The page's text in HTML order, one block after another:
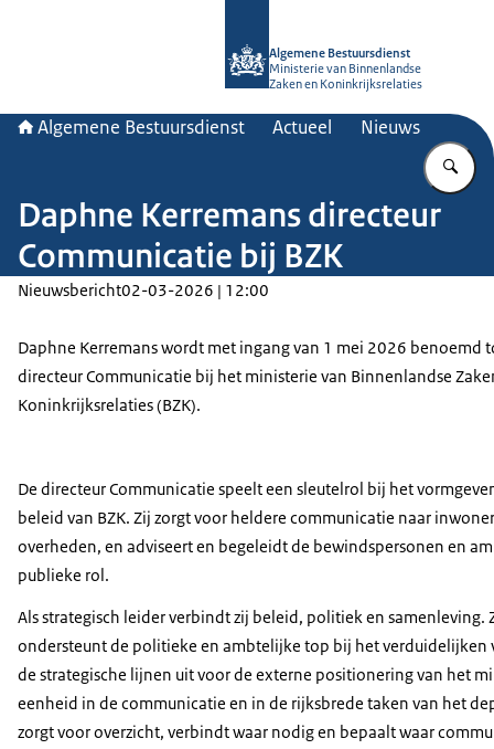
Algemene Bestuursdienst
Ministerie van Binnenlandse
Zaken en Koninkrijksrelaties
Algemene Bestuursdienst Actueel Nieuws
Daphne Kerremans directeur
Communicatie bij BZK
Nieuwsbericht02-03-2026 | 12:00
Daphne Kerremans wordt met ingang van 1 mei 2026 benoemd
directeur Communicatie bij het ministerie van Binnenlandse
Koninkrijksrelaties (BZK).
De directeur Communicatie speelt een sleutelrol bij het
beleid van BZK. Zij zorgt voor heldere communicatie naar
overheden, en adviseert en begeleidt de bewindspersonen en
publieke rol.
Als strategisch leider verbindt zij beleid, politiek en samenleving.
ondersteunt de politieke en ambtelijke top bij het verduidelijken
de strategische lijnen uit voor de externe positionering van het
eenheid in de communicatie en in de rijksbrede taken van het
zorgt voor overzicht, verbindt waar nodig en bepaalt waar